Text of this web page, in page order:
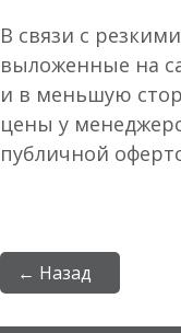
В связи с
выложенные на
и в меньшую
цены у
публичной
← Назад